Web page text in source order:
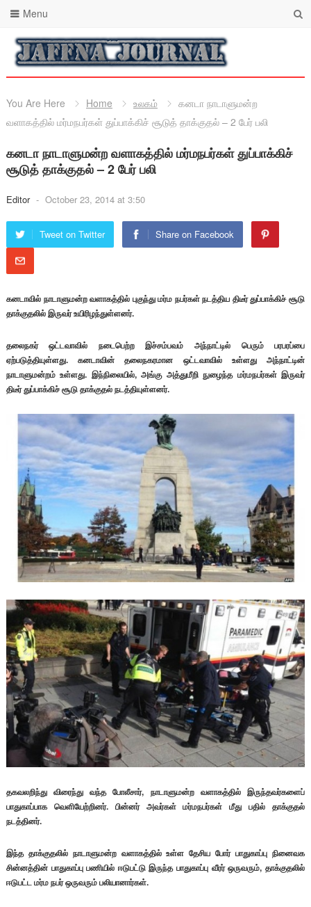
Menu
You Are Here Home உலகம்
கனடா நாடாளுமன்ற
வளாகத்தில் மர்மநபர்கள் துப்பாக்கிச் சூடுத் தாக்குதல் – 2 பேர் பலி
கனடா நாடாளுமன்ற வளாகத்தில் மர்மநபர்கள் துப்பாக்கிச்
சூடுத் தாக்குதல் – 2 பேர் பலி
Editor - October 23, 2014 at 3:50
Tweet on Twitter Share on Facebook
கனடாவில் நாடாளுமன்ற வளாகத்தில் புகுந்து மர்ம நபர்கள் நடத்திய திடீர் துப்பாக்கிச் சூடு
தாக்குதலில் இருவர் உயிரிழந்துள்ளனர்.
தலைநகர் ஒட்டவாவில் நடைபெற்ற இச்சம்பவம் அந்நாட்டில் பெரும் பரபரப்பை
ஏற்படுத்தியுள்ளது. கனடாவின் தலைநகரமான ஒட்டவாவில் உள்ளது அந்நாட்டின்
நாடாளுமன்றம் உள்ளது. இந்நிலையில், அங்கு அத்துமீறி நுழைந்த மர்மநபர்கள் இருவர்
திடீர் துப்பாக்கிச் சூடு தாக்குதல் நடத்தியுள்ளனர்.
தகவலறிந்து விரைந்து வந்த போலீசார், நாடாளுமன்ற வளாகத்தில் இருந்தவர்களைப்
பாதுகாப்பாக வெளியேற்றினர். பின்னர் அவர்கள் மர்மநபர்கள் மீது பதில் தாக்குதல்
நடத்தினர்.
இந்த தாக்குதலில் நாடாளுமன்ற வளாகத்தில் உள்ள தேசிய போர் பாதுகாப்பு நினைவக
சின்னத்தின் பாதுகாப்பு பணியில் ஈடுபட்டு இருந்த பாதுகாப்பு வீரர் ஒருவரும், தாக்குதலில்
ஈடுபட்ட மர்ம நபர் ஒருவரும் பலியானார்கள்.